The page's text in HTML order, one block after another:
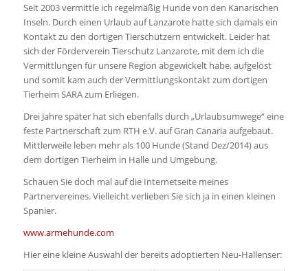
Seit 2003 vermittle ich regelmäßig Hunde von den Kanarischen
Inseln. Durch einen Urlaub auf Lanzarote hatte sich damals ein
Kontakt zu den dortigen Tierschützern entwickelt. Leider hat
sich der Förderverein Tierschutz Lanzarote, mit dem ich die
Vermittlungen für unsere Region abgewickelt habe, aufgelöst
und somit kam auch der Vermittlungskontakt zum dortigen
Tierheim SARA zum Erliegen.
Drei Jahre später hat sich ebenfalls durch „Urlaubsumwege“ eine
feste Partnerschaft zum RTH e.V. auf Gran Canaria aufgebaut.
Mittlerweile leben mehr als 100 Hunde (Stand Dez/2014) aus
dem dortigen Tierheim in Halle und Umgebung.
Schauen Sie doch mal auf die Internetseite meines
Partnervereines. Vielleicht verlieben Sie sich ja in einen kleinen
Spanier.
www.armehunde.com
Hier eine kleine Auswahl der bereits adoptierten Neu-Hallenser: